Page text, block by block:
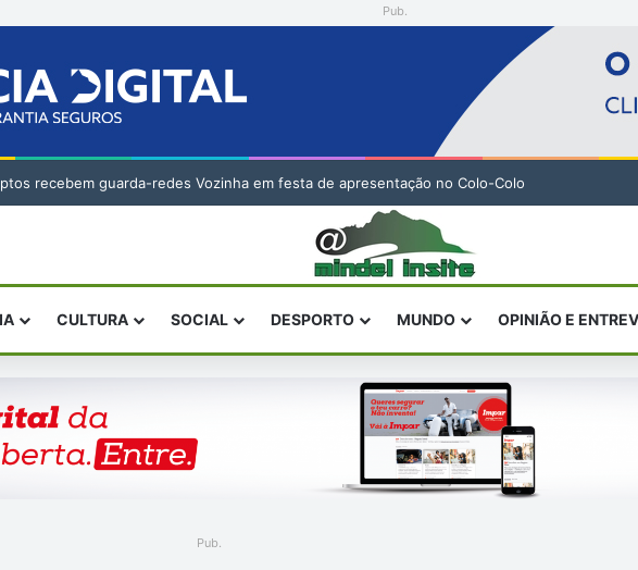
Pub.
de Barlavento – Ação Especial de Sandra Helena Monteiro Lima (2. pub)
CULTURA SOCIAL DESPORTO MUNDO OPINIÃO E
Pub.